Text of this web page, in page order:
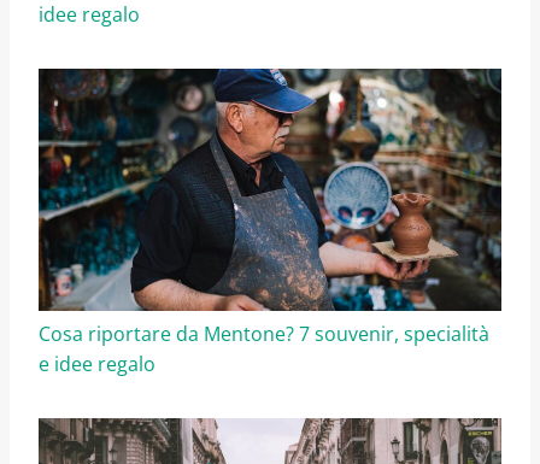
idee regalo
Cosa riportare da Mentone? 7 souvenir, specialità
e idee regalo